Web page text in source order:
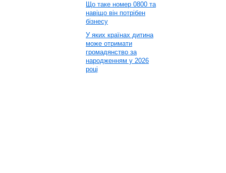
Що таке номер 0800 та
навіщо він потрібен
бізнесу
У яких країнах дитина
може отримати
громадянство за
народженням у 2026
році